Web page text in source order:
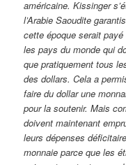
américaine. Kissinger
l’Arabie Saoudite
cette époque serait
les pays du monde qui
que pratiquement tous
des dollars. Cela a
faire du dollar une
pour la soutenir. Mais
doivent maintenant
leurs dépenses
monnaie parce que les